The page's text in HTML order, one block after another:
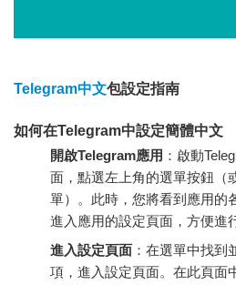
Telegram中文包設定指南
如何在Telegram中設定簡體中文
開啟Telegram應用 ：啟動
面，點選左上角的選單按鈕（
單）。此時，您將看到應用的
進入應用的設定頁面，方便進
進入設定頁面 ：在選單中找到
項，進入設定頁面。在此頁面